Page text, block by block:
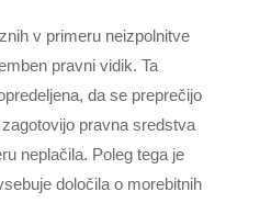
v primeru neizpolnitve
pravni vidik. Ta
da se preprečijo
pravna sredstva
neplačila. Poleg tega je
določila o morebitnih